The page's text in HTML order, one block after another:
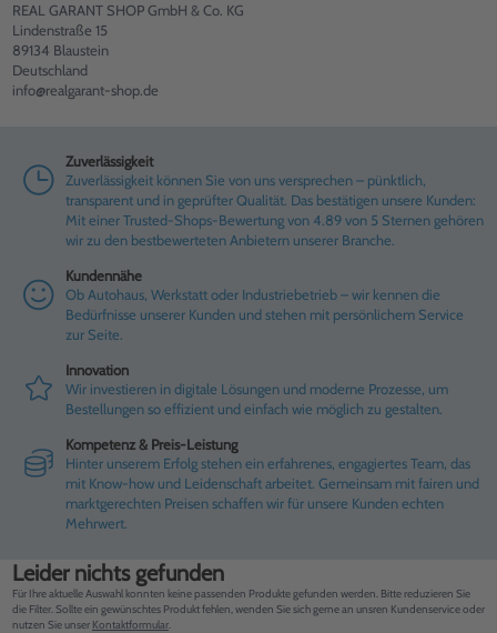
REAL GARANT SHOP GmbH & Co. KG
Lindenstraße 15
89134 Blaustein
Deutschland
info@realgarant-shop.de
Zuverlässigkeit
Zuverlässigkeit können Sie von uns versprechen – pünktlich,
transparent und in geprüfter Qualität. Das bestätigen unsere Kunden:
Mit einer Trusted-Shops-Bewertung von 4.89 von 5 Sternen gehören
wir zu den bestbewerteten Anbietern unserer Branche.
Kundennähe
Ob Autohaus, Werkstatt oder Industriebetrieb – wir kennen die
Bedürfnisse unserer Kunden und stehen mit persönlichem Service
zur Seite.
Innovation
Wir investieren in digitale Lösungen und moderne Prozesse, um
Bestellungen so effizient und einfach wie möglich zu gestalten.
Kompetenz & Preis-Leistung
Hinter unserem Erfolg stehen ein erfahrenes, engagiertes Team, das
mit Know-how und Leidenschaft arbeitet. Gemeinsam mit fairen und
marktgerechten Preisen schaffen wir für unsere Kunden echten
Mehrwert.
Leider nichts gefunden
Für Ihre aktuelle Auswahl konnten keine passenden Produkte gefunden werden. Bitte reduzieren Sie
die Filter. Sollte ein gewünschtes Produkt fehlen, wenden Sie sich gerne an unsren Kundenservice oder
nutzen Sie unser Kontaktformular.